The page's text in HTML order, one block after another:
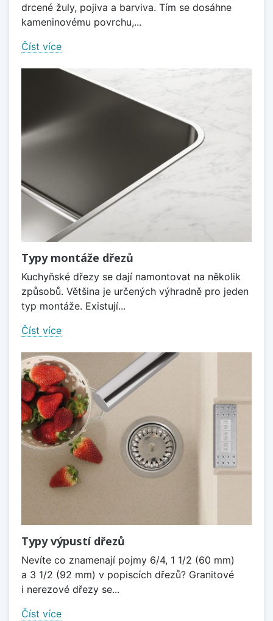
drcené žuly, pojiva a barviva. Tím se dosáhne
kameninovému povrchu,...
Číst více
Typy montáže dřezů
Kuchyňské dřezy se dají namontovat na několik
způsobů. Většina je určených výhradně pro jeden
typ montáže. Existují...
Číst více
Typy výpustí dřezů
Nevíte co znamenají pojmy 6/4, 1 1/2 (60 mm)
a 3 1/2 (92 mm) v popiscích dřezů? Granitové
i nerezové dřezy se...
Číst více